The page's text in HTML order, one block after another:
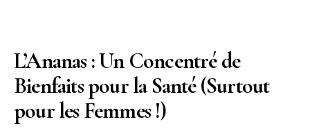
L’Ananas : Un Concentré de
Bienfaits pour la Santé (Surtout
pour les Femmes !)